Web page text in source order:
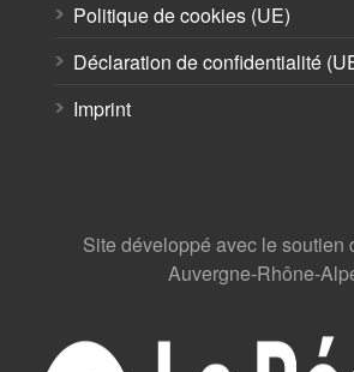
Politique de cookies (UE)
Déclaration de confidentialité
Imprint
Site développé avec le soutien
Auvergne-Rhône-